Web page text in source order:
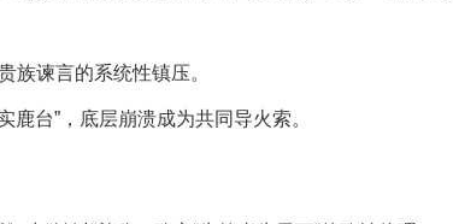
族谏言的系统性镇压。
鹿台”，底层崩溃成为共同导火索。